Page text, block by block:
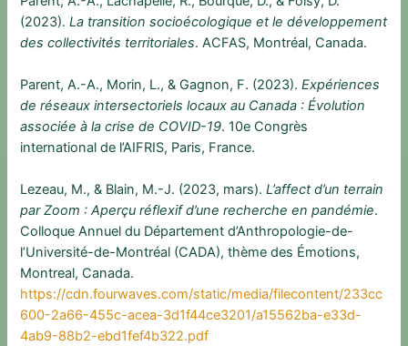
(2023).La transition socioécologique et le développement
des collectivités territoriales. ACFAS, Montréal, Canada.
Parent, A.-A., Morin, L., & Gagnon, F. (2023).Expériences
de réseaux intersectoriels locaux au Canada : Évolution
associée à la crise de COVID-19. 10e Congrès
international de l’AIFRIS, Paris, France.
Lezeau, M., & Blain, M.-J. (2023, mars).L’affect d’un terrain
par Zoom : Aperçu réflexif d’une recherche en pandémie.
Colloque Annuel du Département d’Anthropologie-de-
l’Université-de-Montréal (CADA), thème des Émotions,
Montreal, Canada.
https://cdn.fourwaves.com/static/media/filecontent/233cc
600-2a66-455c-acea-3d1f44ce3201/a15562ba-e33d-
4ab9-88b2-ebd1fef4b322.pdf